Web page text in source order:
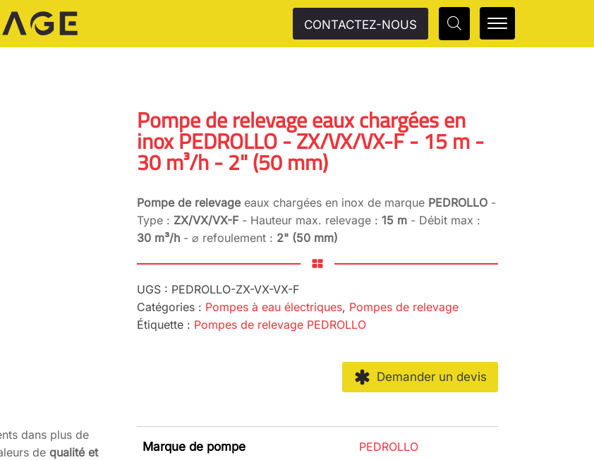
CONTACTEZ-NOUS
Pompe de relevage eaux chargées en
inox PEDROLLO - ZX/VX/VX-F - 15 m -
30 m³/h - 2" (50 mm)
Pompe de relevageeaux chargées en inox de marque PEDROLLO -
Type : ZX/VX/VX-F - Hauteur max. relevage : 15 m - Débit max :
30 m³/h - ⌀ refoulement : 2" (50 mm)
UGS : PEDROLLO-ZX-VX-VX-F
Catégories : Pompes à eau électriques, Pompes de relevage
Étiquette : Pompes de relevage PEDROLLO
Demander un devis
dans plus de
de qualité et
Marque de pompe PEDROLLO